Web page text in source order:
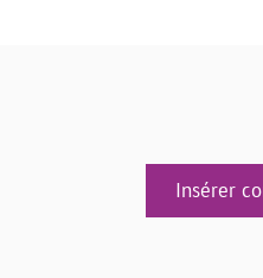
Insérer